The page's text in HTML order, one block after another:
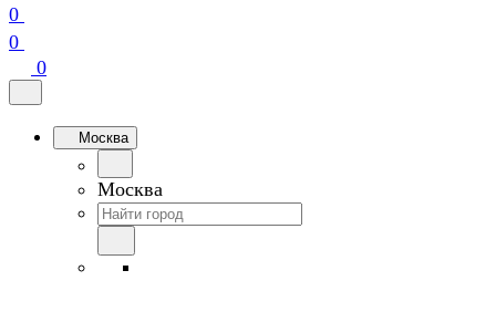
0
0
0
Москва
Москва